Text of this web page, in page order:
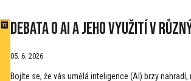
Debata o AI a jeho využití v
05. 6. 2026
Bojíte se, že vás umělá inteligence (AI) brzy